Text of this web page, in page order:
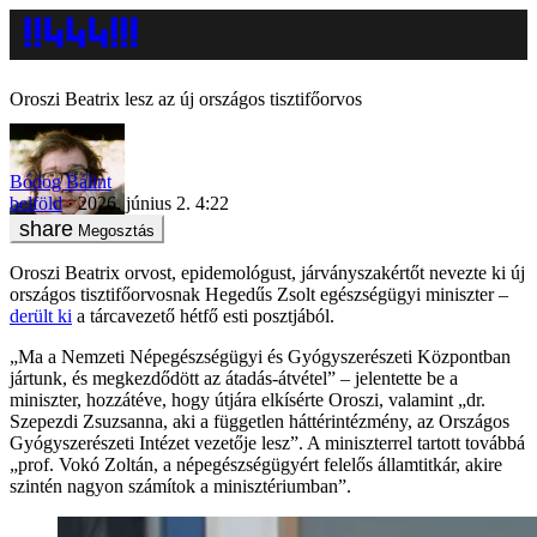
Oroszi Beatrix lesz az új országos tisztifőorvos
Bódog Bálint
belföld
2026. június 2. 4:22
Megosztás
Oroszi Beatrix orvost, epidemológust, járványszakértőt nevezte ki új
országos tisztifőorvosnak Hegedűs Zsolt egészségügyi miniszter –
derült ki a tárcavezető hétfő esti posztjából.
„Ma a Nemzeti Népegészségügyi és Gyógyszerészeti Központban
jártunk, és megkezdődött az átadás-átvétel” – jelentette be a
miniszter, hozzátéve, hogy útjára elkísérte Oroszi, valamint „dr.
Szepezdi Zsuzsanna, aki a független háttérintézmény, az Országos
Gyógyszerészeti Intézet vezetője lesz”. A miniszterrel tartott továbbá
„prof. Vokó Zoltán, a népegészségügyért felelős államtitkár, akire
szintén nagyon számítok a minisztériumban”.